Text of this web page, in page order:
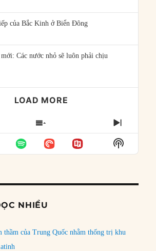
của Bắc Kinh ở Biển Đông
Các nước nhỏ sẽ luôn phải chịu
LOAD MORE
SHOW
EPISODES
LIST
NEXT
Show
Podcast
NHIỀU
thầm của Trung Quốc nhằm thống trị khu